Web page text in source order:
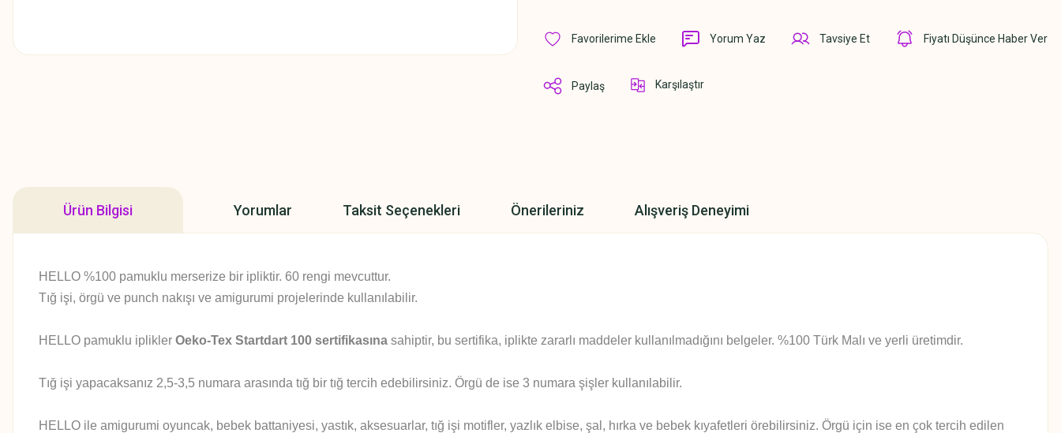
Yorum Yaz Tavsiye Et Fiyatı Düşünce Haber Ver
Paylaş Karşılaştır
Ürün Bilgisi Yorumlar Taksit Seçenekleri Önerileriniz Alışveriş Deneyimi
HELLO %100 pamuklu merserize bir ipliktir. 60 rengi mevcuttur.
Tığ işi, örgü ve punch nakışı ve amigurumi projelerinde kullanılabilir.
HELLO pamuklu iplikler Oeko-Tex Startdart 100 sertifikasına sahiptir, bu sertifika, iplikte zararlı maddeler kullanılmadığını belgeler. %100 Türk Malı ve yerli üretimdir.
Tığ işi yapacaksanız 2,5-3,5 numara arasında tığ bir tığ tercih edebilirsiniz. Örgü de ise 3 numara şişler kullanılabilir.
HELLO ile amigurumi oyuncak, bebek battaniyesi, yastık, aksesuarlar, tığ işi motifler, yazlık elbise, şal, hırka ve bebek kıyafetleri örebilirsiniz. Örgü için ise en çok tercih edilen